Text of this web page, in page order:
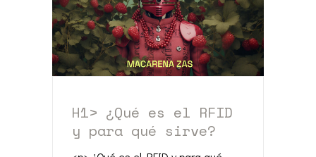
H1> ¿Qué es el RFID
y para qué sirve?